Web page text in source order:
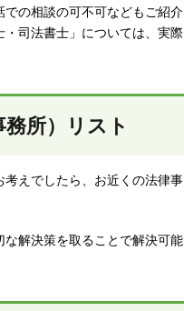
の相談の可不可などもご紹介
司法書士」については、実際
所）リスト
えでしたら、お近くの法律事
解決策を取ることで解決可能